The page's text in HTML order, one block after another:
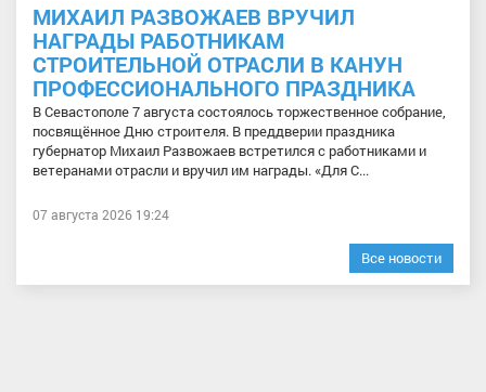
МИХАИЛ РАЗВОЖАЕВ ВРУЧИЛ
НАГРАДЫ РАБОТНИКАМ
СТРОИТЕЛЬНОЙ ОТРАСЛИ В КАНУН
ПРОФЕССИОНАЛЬНОГО ПРАЗДНИКА
В Севастополе 7 августа состоялось торжественное собрание,
посвящённое Дню строителя. В преддверии праздника
губернатор Михаил Развожаев встретился с работниками и
ветеранами отрасли и вручил им награды. «Для С...
07 августа 2026 19:24
Все новости